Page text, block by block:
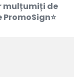
mulțumiți de